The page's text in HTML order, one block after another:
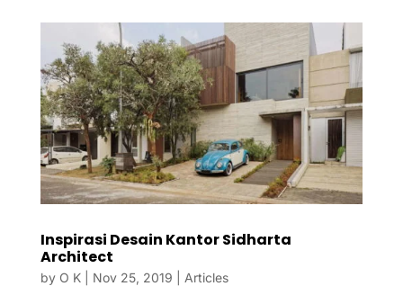
Inspirasi Desain Kantor Sidharta
Architect
by O K| Nov 25, 2019 Articles